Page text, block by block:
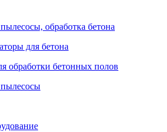
обработка бетона
для бетона
обработки бетонных полов